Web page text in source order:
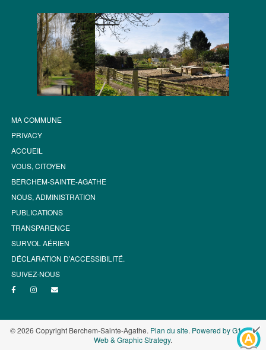
MA COMMUNE
PRIVACY
ACCUEIL
VOUS, CITOYEN
BERCHEM-SAINTE-AGATHE
NOUS, ADMINISTRATION
PUBLICATIONS
TRANSPARENCE
SURVOL AÉRIEN
DÉCLARATION D’ACCESSIBILITÉ.
SUIVEZ-NOUS
© 2026 Copyright Berchem-Sainte-Agathe. Plan du site. Powered by G1.be -
Web & Graphic Strategy.